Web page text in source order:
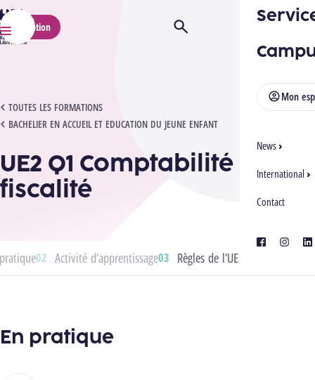
HELMo
Menu
Mon
News
International
Contact
facebook
Inscription Ouvrir/Fermer la recherche
TOUTES LES FORMATIONS
BACHELIER EN ACCUEIL ET EDUCATION DU JEUNE ENFANT
UE2 Q1 COMPTABILITÉ ET FISCALITÉ
UE2 Q1 Comptabilité et
fiscalité
Activité d’apprentissage Règles de l’UE
En pratique